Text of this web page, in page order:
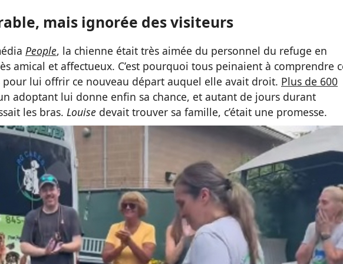
mais ignorée des visiteurs
People, la chienne était très aimée du personnel du refuge en
amical et affectueux. C’est pourquoi tous peinaient à comprendre
lui offrir ce nouveau départ auquel elle avait droit. Plus de 600
adoptant lui donne enfin sa chance, et autant de jours durant
les bras. Louise devait trouver sa famille, c’était une promesse.